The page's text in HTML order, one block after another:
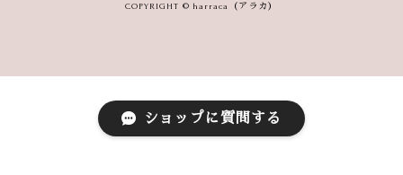
COPYRIGHT © harraca（アラカ）
ショップに質問する